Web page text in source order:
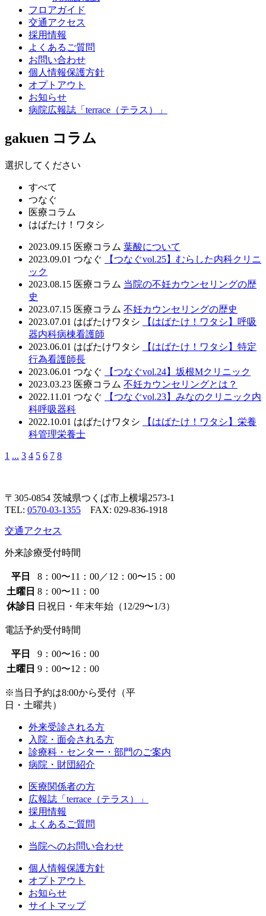
フロアガイド
交通アクセス
採用情報
よくあるご質問
お問い合わせ
個人情報保護方針
オプトアウト
お知らせ
病院広報誌「terrace（テラス）」
gakuen コラム
選択してください
すべて
つなぐ
医療コラム
はばたけ！ワタシ
2023.09.15 医療コラム 葉酸について
2023.09.01 つなぐ
【つなぐvol.25】むらした内科クリニ
ック
2023.08.15 医療コラム 当院の不妊カウンセリングの歴
史
2023.07.15 医療コラム 不妊カウンセリングの歴史
2023.07.01 はばたけワタシ
【はばたけ！ワタシ】呼吸
器内科病棟看護師
2023.06.01 はばたけワタシ
【はばたけ！ワタシ】特定
行為看護師長
2023.06.01 つなぐ
【つなぐvol.24】坂根Mクリニック
2023.03.23 医療コラム 不妊カウンセリングとは？
2022.11.01 つなぐ
【つなぐvol.23】みなのクリニック内
科呼吸器科
2022.10.01 はばたけワタシ
【はばたけ！ワタシ】栄養
科管理栄養士
1 ... 3 4 5 6 7 8
〒305-0854 茨城県つくば市上横場2573-1
TEL: 0570-03-1355 FAX: 029-836-1918
交通アクセス
外来診療受付時間
平日
8：00〜11：00／12：00〜15：00
土曜日 8：00〜11：00
休診日
日祝日・年末年始（12/29〜1/3）
電話予約受付時間
平日
9：00〜16：00
土曜日 9：00〜12：00
※当日予約は8:00から受付（平
日・土曜共）
外来受診される方
入院・面会される方
診療科・センター・部門のご案内
病院・財団紹介
医療関係者の方
広報誌「terrace（テラス）」
採用情報
よくあるご質問
当院へのお問い合わせ
個人情報保護方針
オプトアウト
お知らせ
サイトマップ